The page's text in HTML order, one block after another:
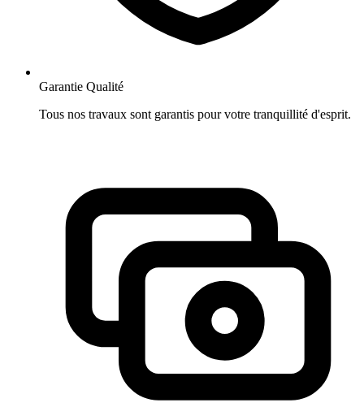
Garantie Qualité
Tous nos travaux sont garantis pour votre tranquillité d'esprit.